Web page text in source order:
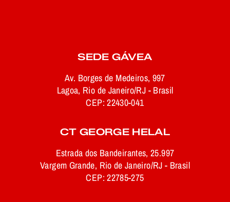
SEDE GÁVEA
Av. Borges de Medeiros, 997
Lagoa, Rio de Janeiro/RJ - Brasil
CEP: 22430-041
CT GEORGE HELAL
Estrada dos Bandeirantes, 25.997
Vargem Grande, Rio de Janeiro/RJ - Brasil
CEP: 22785-275